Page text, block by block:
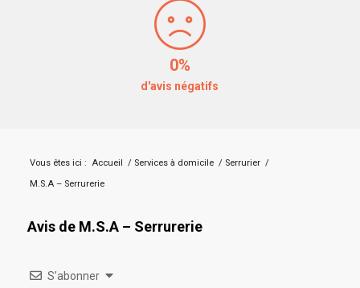
0%
d'avis négatifs
Vous êtes ici : Accueil / Services à domicile / Serrurier /
M.S.A – Serrurerie
Avis de M.S.A – Serrurerie
S’abonner